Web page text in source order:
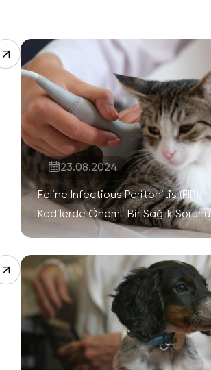
23.08.2024
Feline Infectious Peritonitis (FIP):
Kedilerde Önemli Bir Sağlık Sorunu